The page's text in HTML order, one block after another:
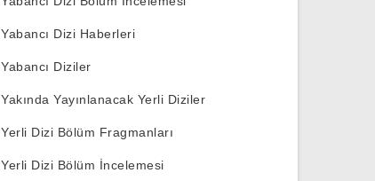
Yabancı Dizi Haberleri
Yabancı Diziler
Yakında Yayınlanacak Yerli Diziler
Yerli Dizi Bölüm Fragmanları
Yerli Dizi Bölüm İncelemesi